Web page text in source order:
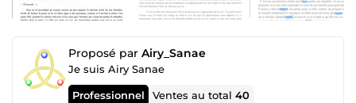
Proposé par Airy_Sanae
Je suis Airy Sanae
Professionnel Ventes au total40